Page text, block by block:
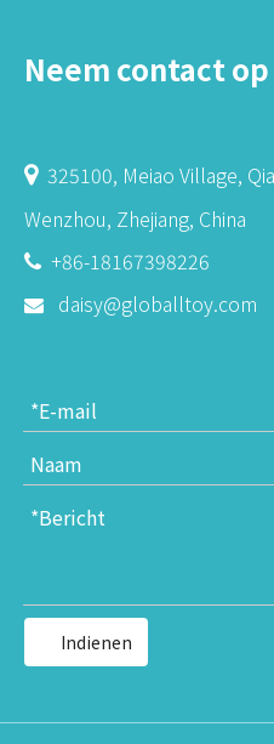
Neem contact op
325100, Meiao Village,
Wenzhou, Zhejiang, China
 +86-18167398226
 daisy@globalltoy.com
Indienen